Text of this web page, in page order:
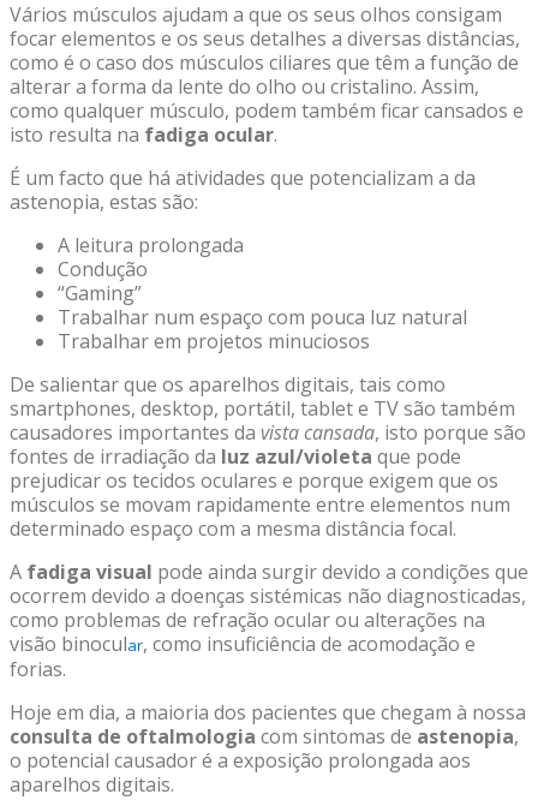
Vários músculos ajudam a que os seus olhos consigam
focar elementos e os seus detalhes a diversas distâncias,
como é o caso dos músculos ciliares que têm a função de
alterar a forma da lente do olho ou cristalino. Assim,
como qualquer músculo, podem também ficar cansados e
isto resulta na fadiga ocular.
É um facto que há atividades que potencializam a da
astenopia, estas são:
A leitura prolongada
Condução
“Gaming”
Trabalhar num espaço com pouca luz natural
Trabalhar em projetos minuciosos
De salientar que os aparelhos digitais, tais como
smartphones, desktop, portátil, tablet e TV são também
causadores importantes da vista cansada, isto porque são
fontes de irradiação da luz azul/violeta que pode
prejudicar os tecidos oculares e porque exigem que os
músculos se movam rapidamente entre elementos num
determinado espaço com a mesma distância focal.
A fadiga visual pode ainda surgir devido a condições que
ocorrem devido a doenças sistémicas não diagnosticadas,
como problemas de refração ocularou alterações na
visão binocular, como insuficiência de acomodação e
forias.
Hoje em dia, a maioria dos pacientes que chegam à nossa
consulta de oftalmologia com sintomas de astenopia,
o potencial causador é a exposição prolongada aos
aparelhos digitais.